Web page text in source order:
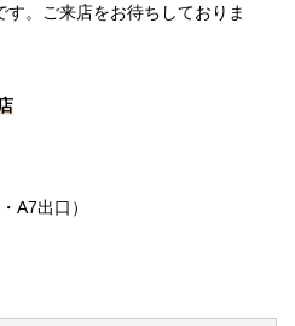
。ご来店をお待ちしておりま
A7出口）